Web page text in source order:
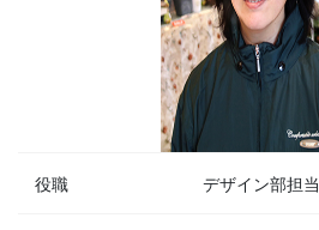
役職 デザイン部担当